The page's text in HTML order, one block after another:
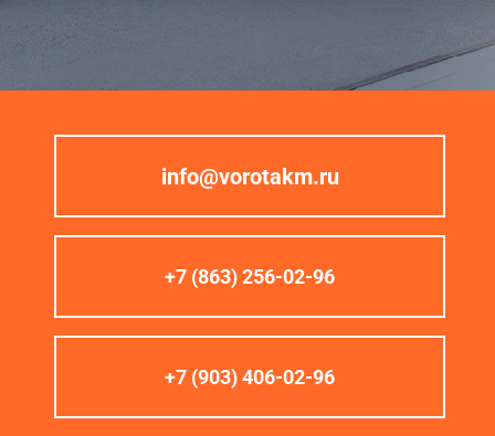
info@vorotakm.ru
+7 (863) 256-02-96
+7 (903) 406-02-96